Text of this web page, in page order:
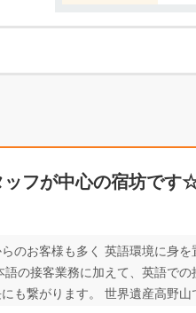
フが中心の宿坊です
のお客様も多く 英語環境に身
の接客業務に加えて、英語で
も繋がります。 世界遺産高野